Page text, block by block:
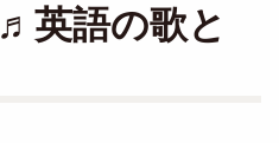
英語の歌と